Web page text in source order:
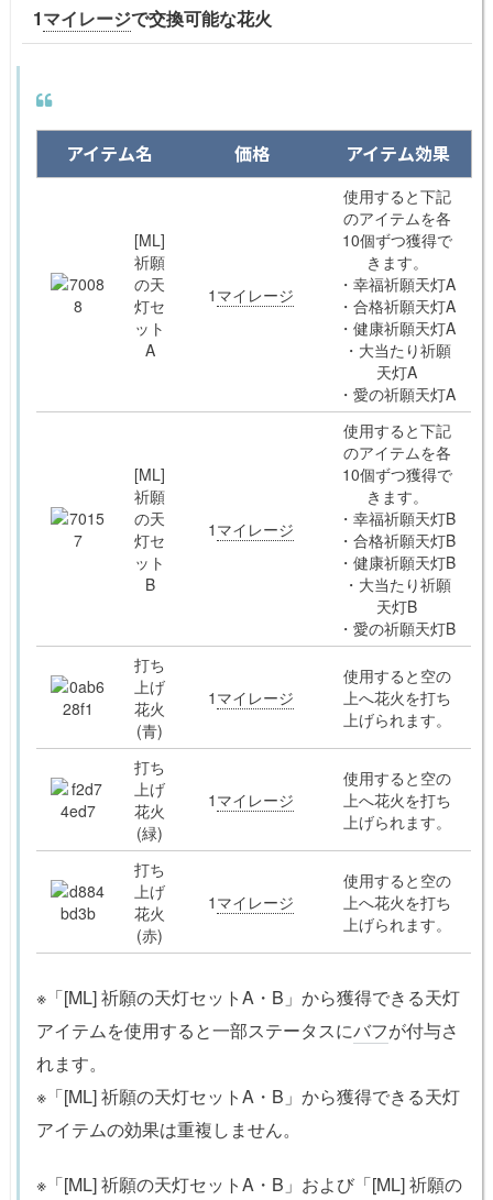
1マイレージで交換可能な花火
アイテム名 価格 アイテム効果
[ML]
祈願
の天
灯セ
ット
A
1 マイレージ
使用すると下記
のアイテムを各
10個ずつ獲得で
きます。
・幸福祈願天灯A
・合格祈願天灯A
・健康祈願天灯A
・大当たり祈願
天灯A
・愛の祈願天灯A
[ML]
祈願
の天
灯セ
ット
B
1 マイレージ
使用すると下記
のアイテムを各
10個ずつ獲得で
きます。
・幸福祈願天灯B
・合格祈願天灯B
・健康祈願天灯B
・大当たり祈願
天灯B
・愛の祈願天灯B
打ち
上げ
花火
(青)
1 マイレージ
使用すると空の
上へ花火を打ち
上げられます。
打ち
上げ
花火
(緑)
1 マイレージ
使用すると空の
上へ花火を打ち
上げられます。
打ち
上げ
花火
(赤)
1 マイレージ
使用すると空の
上へ花火を打ち
上げられます。
※「[ML] 祈願の天灯セットA・B」から獲得できる天灯
アイテムを使用すると一部ステータスにバフが付与さ
れます。
※「[ML] 祈願の天灯セットA・B」から獲得できる天灯
アイテムの効果は重複しません。
※「[ML] 祈願の天灯セットA・B」および「[ML] 祈願の